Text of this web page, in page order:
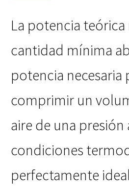
La potencia teórica
cantidad mínima
potencia necesaria
comprimir un
aire de una presión
condiciones
perfectamente